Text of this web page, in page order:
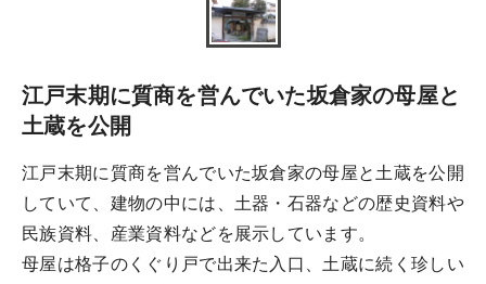
江戸末期に質商を営んでいた坂倉家の母屋と
土蔵を公開
江戸末期に質商を営んでいた坂倉家の母屋と土蔵を公開
していて、建物の中には、土器・石器などの歴史資料や
民族資料、産業資料などを展示しています。
母屋は格子のくぐり戸で出来た入口、土蔵に続く珍しい